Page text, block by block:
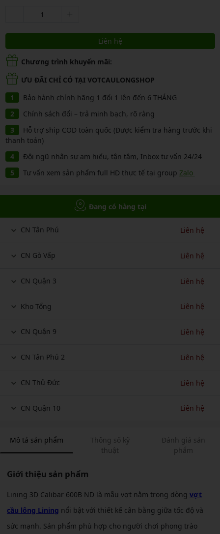
Liên hệ
Chương trình khuyến mãi:
ƯU ĐÃI CHỈ CÓ TẠI VOTCAULONGSHOP
Bảo hành chính hãng 1 đổi 1 lên đến 6 THÁNG
Chính sách đổi – trả minh bạch, rõ ràng
Hỗ trợ ship COD toàn quốc (Được kiểm tra hàng trước khi
thanh toán)
Đội ngũ nhân sự am hiểu, tận tâm, Inbox tư vấn 24/24
Tư vấn xem sản phẩm full HD thực tế tại group Zalo
Đang có hàng tại
CN Tân Phú Liên hệ
CN Gò Vấp Liên hệ
CN Quận 3 Liên hệ
Kho Tổng Liên hệ
CN Quận 9 Liên hệ
CN Tân Phú 2 Liên hệ
CN Thủ Đức Liên hệ
CN Quận 10 Liên hệ
Mô tả sản phẩm
Thông số kỹ
thuật
Đánh giá sản
phẩm
Giới thiệu sản phẩm
Lining 3D Calibar 600B ND là mẫu vợt nằm trong dòng vợt
cầu lông Lining nổi bật với thiết kế cân bằng giữa tốc độ và
sức mạnh. Sản phẩm phù hợp cho người chơi phong trào